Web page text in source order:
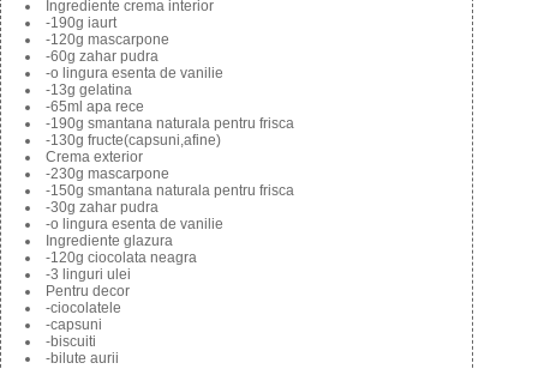
Ingrediente crema interior
-190g iaurt
-120g mascarpone
-60g zahar pudra
-o lingura esenta de vanilie
-13g gelatina
-65ml apa rece
-190g smantana naturala pentru frisca
-130g fructe(capsuni,afine)
Crema exterior
-230g mascarpone
-150g smantana naturala pentru frisca
-30g zahar pudra
-o lingura esenta de vanilie
Ingrediente glazura
-120g ciocolata neagra
-3 linguri ulei
Pentru decor
-ciocolatele
-capsuni
-biscuiti
-bilute aurii